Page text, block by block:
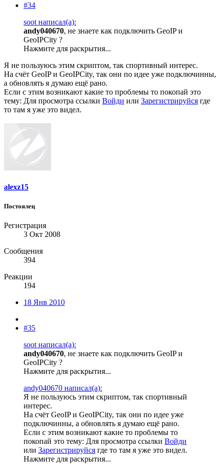
#34
soot написал(а):
andy040670, не знаете как подключить GeoIP и
GeoIPCity ?
Нажмите для раскрытия...
Я не пользуюсь этим скриптом, так спортивный интерес.
На счёт GeoIP и GeoIPCity, так они по идее уже подключинны,
а обновлять я думаю ещё рано.
Если с этим возникают какие то проблемы то покопай это
тему: Для просмотра ссылки Войди или Зарегистрируйся где
то там я уже это видел.
alexz15
Постоялец
Регистрация
3 Окт 2008
Сообщения
394
Реакции
194
18 Янв 2010
#35
soot написал(а):
andy040670, не знаете как подключить GeoIP и
GeoIPCity ?
Нажмите для раскрытия...
andy040670 написал(а):
Я не пользуюсь этим скриптом, так спортивный
интерес.
На счёт GeoIP и GeoIPCity, так они по идее уже
подключинны, а обновлять я думаю ещё рано.
Если с этим возникают какие то проблемы то
покопай это тему: Для просмотра ссылки Войди
или Зарегистрируйся где то там я уже это видел.
Нажмите для раскрытия...